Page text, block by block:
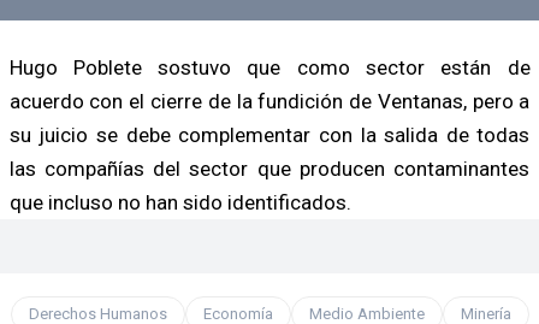
Hugo Poblete sostuvo que como sector están de
acuerdo con el cierre de la fundición de Ventanas, pero a
su juicio se debe complementar con la salida de todas
las compañías del sector que producen contaminantes
que incluso no han sido identificados.
Derechos Humanos Economía Medio Ambiente Minería